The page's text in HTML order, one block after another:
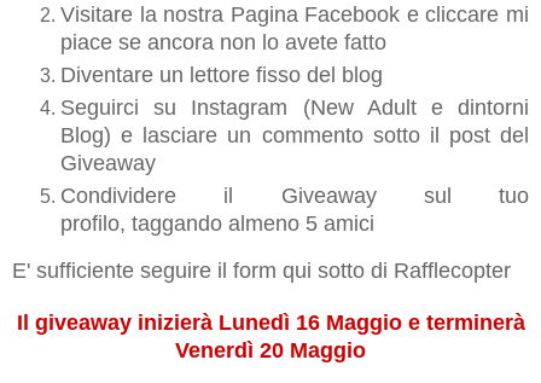
Visitare la nostra Pagina Facebook e cliccare mi
piace se ancora non lo avete fatto
Diventare un lettore fisso del blog
Seguirci su Instagram (New Adult e dintorni
Blog) e lasciare un commento sotto il post del
Giveaway
Condividere il Giveaway sul tuo
profilo, taggando almeno 5 amici
E' sufficiente seguire il form qui sotto di Rafflecopter
Il giveaway inizierà Lunedì 16 Maggio e terminerà
Venerdì 20 Maggio